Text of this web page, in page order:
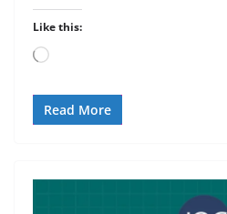
Like this:
Loading…
Read More